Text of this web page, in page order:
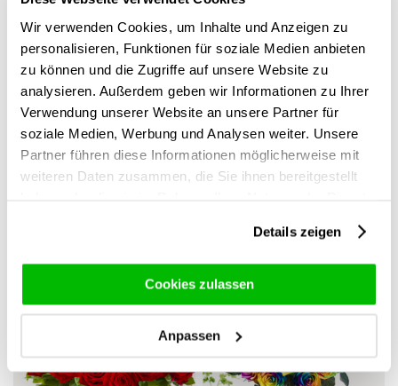
Wir verwenden Cookies, um Inhalte und Anzeigen zu
personalisieren, Funktionen für soziale Medien anbieten
zu können und die Zugriffe auf unsere Website zu
analysieren. Außerdem geben wir Informationen zu Ihrer
Verwendung unserer Website an unsere Partner für
soziale Medien, Werbung und Analysen weiter. Unsere
Partner führen diese Informationen möglicherweise mit
weiteren Daten zusammen, die Sie ihnen bereitgestellt
Details zeigen
Cookies zulassen
Anpassen
Snowstorm